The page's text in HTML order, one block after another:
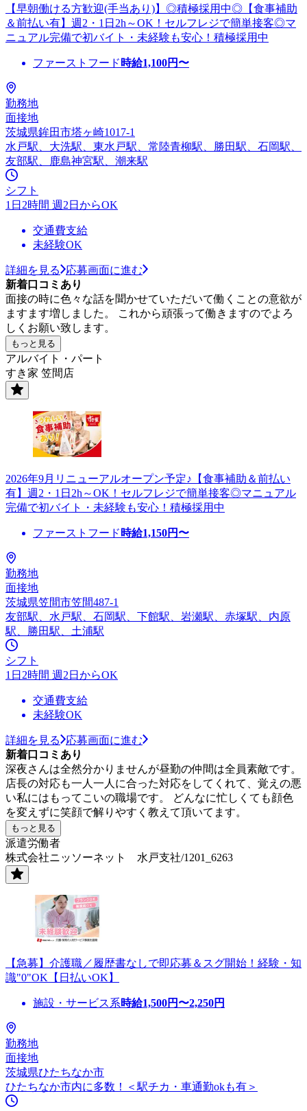
【早朝働ける方歓迎(手当あり)】◎積極採用中◎【食事補助
＆前払い有】週2・1日2h～OK！セルフレジで簡単接客◎マ
ニュアル完備で初バイト・未経験も安心！積極採用中
ファーストフード 時給1,100円〜
勤務地
面接地
茨城県鉾田市塔ヶ崎1017-1
水戸駅、大洗駅、東水戸駅、常陸青柳駅、勝田駅、石岡駅、
友部駅、鹿島神宮駅、潮来駅
シフト
1日2時間 週2日からOK
交通費支給
未経験OK
詳細を見る
応募画面に進む
新着口コミあり
面接の時に色々な話を聞かせていただいて働くことの意欲が
ますます増しました。 これから頑張って働きますのでよろ
しくお願い致します。
もっと見る
アルバイト・パート
すき家 笠間店
2026年9月リニューアルオープン予定♪【食事補助＆前払い
有】週2・1日2h～OK！セルフレジで簡単接客◎マニュアル
完備で初バイト・未経験も安心！積極採用中
ファーストフード 時給1,150円〜
勤務地
面接地
茨城県笠間市笠間487-1
友部駅、水戸駅、石岡駅、下館駅、岩瀬駅、赤塚駅、内原
駅、勝田駅、土浦駅
シフト
1日2時間 週2日からOK
交通費支給
未経験OK
詳細を見る
応募画面に進む
新着口コミあり
深夜さんは全然分かりませんが昼勤の仲間は全員素敵です。
店長の対応も一人一人に合った対応をしてくれて、覚えの悪
い私にはもってこいの職場です。 どんなに忙しくても顔色
を変えずに笑顔で解りやすく教えて頂いてます。
もっと見る
派遣労働者
株式会社ニッソーネット 水戸支社/1201_6263
【急募】介護職／履歴書なしで即応募＆スグ開始！経験・知
識"0"OK【日払いOK】
施設・サービス系時給1,500円〜2,250円
勤務地
面接地
茨城県ひたちなか市
ひたちなか市内に多数！＜駅チカ・車通勤okも有＞